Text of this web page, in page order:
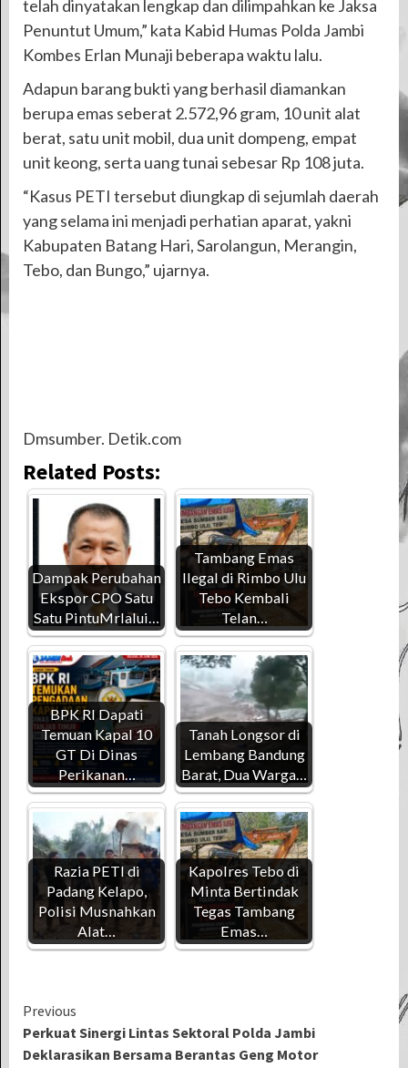
telah dinyatakan lengkap dan dilimpahkan ke Jaksa
Penuntut Umum,” kata Kabid Humas Polda Jambi
Kombes Erlan Munaji beberapa waktu lalu.
Adapun barang bukti yang berhasil diamankan
berupa emas seberat 2.572,96 gram, 10 unit alat
berat, satu unit mobil, dua unit dompeng, empat
unit keong, serta uang tunai sebesar Rp 108 juta.
“Kasus PETI tersebut diungkap di sejumlah daerah
yang selama ini menjadi perhatian aparat, yakni
Kabupaten Batang Hari, Sarolangun, Merangin,
Tebo, dan Bungo,” ujarnya.
Dmsumber. Detik.com
Related Posts:
Dampak Perubahan
Ekspor CPO Satu
Satu PintuMrlalui…
Tambang Emas
Ilegal di Rimbo Ulu
Tebo Kembali
Telan…
BPK RI Dapati
Temuan Kapal 10
GT Di Dinas
Perikanan…
Tanah Longsor di
Lembang Bandung
Barat, Dua Warga…
Razia PETI di
Padang Kelapo,
Polisi Musnahkan
Alat…
Kapolres Tebo di
Minta Bertindak
Tegas Tambang
Emas…
Continue
Reading
Previous
Perkuat Sinergi Lintas Sektoral Polda Jambi
Deklarasikan Bersama Berantas Geng Motor